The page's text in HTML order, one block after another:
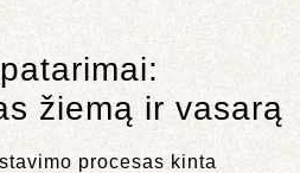
žiemą ir vasarą
procesas kinta